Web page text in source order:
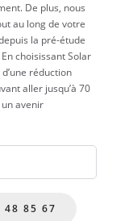
De plus, nous
au long de votre
la pré-étude
choisissant Solar
réduction
aller jusqu’à 70
avenir
-> 02 51 48 85 67